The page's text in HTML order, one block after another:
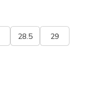
28.5 29